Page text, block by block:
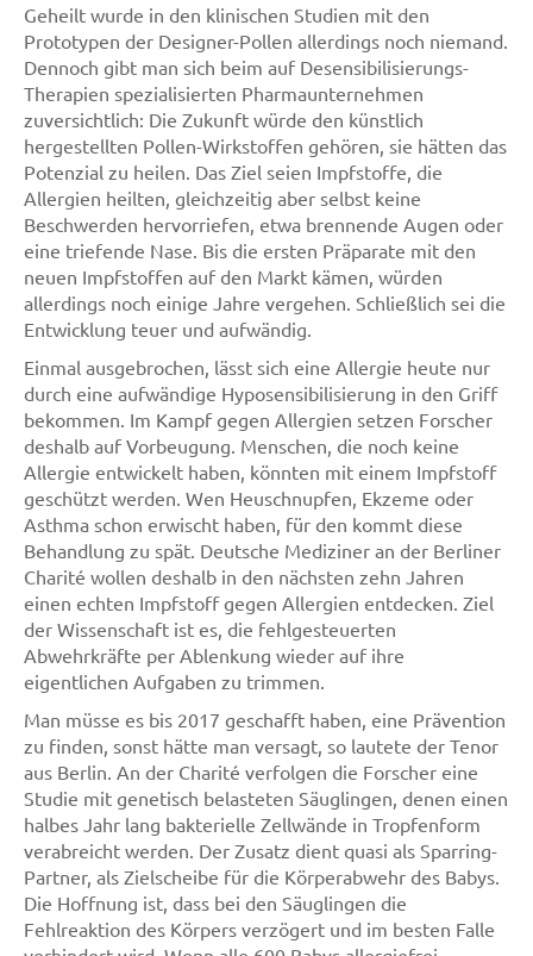
Geheilt wurde in den klinischen Studien mit den
Prototypen der Designer-Pollen allerdings noch niemand.
Dennoch gibt man sich beim auf Desensibilisierungs-
Therapien spezialisierten Pharmaunternehmen
zuversichtlich: Die Zukunft würde den künstlich
hergestellten Pollen-Wirkstoffen gehören, sie hätten das
Potenzial zu heilen. Das Ziel seien Impfstoffe, die
Allergien heilten, gleichzeitig aber selbst keine
Beschwerden hervorriefen, etwa brennende Augen oder
eine triefende Nase. Bis die ersten Präparate mit den
neuen Impfstoffen auf den Markt kämen, würden
allerdings noch einige Jahre vergehen. Schließlich sei die
Entwicklung teuer und aufwändig.
Einmal ausgebrochen, lässt sich eine Allergie heute nur
durch eine aufwändige Hyposensibilisierung in den Griff
bekommen. Im Kampf gegen Allergien setzen Forscher
deshalb auf Vorbeugung. Menschen, die noch keine
Allergie entwickelt haben, könnten mit einem Impfstoff
geschützt werden. Wen Heuschnupfen, Ekzeme oder
Asthma schon erwischt haben, für den kommt diese
Behandlung zu spät. Deutsche Mediziner an der Berliner
Charité wollen deshalb in den nächsten zehn Jahren
einen echten Impfstoff gegen Allergien entdecken. Ziel
der Wissenschaft ist es, die fehlgesteuerten
Abwehrkräfte per Ablenkung wieder auf ihre
eigentlichen Aufgaben zu trimmen.
Man müsse es bis 2017 geschafft haben, eine Prävention
zu finden, sonst hätte man versagt, so lautete der Tenor
aus Berlin. An der Charité verfolgen die Forscher eine
Studie mit genetisch belasteten Säuglingen, denen einen
halbes Jahr lang bakterielle Zellwände in Tropfenform
verabreicht werden. Der Zusatz dient quasi als Sparring-
Partner, als Zielscheibe für die Körperabwehr des Babys.
Die Hoffnung ist, dass bei den Säuglingen die
Fehlreaktion des Körpers verzögert und im besten Falle